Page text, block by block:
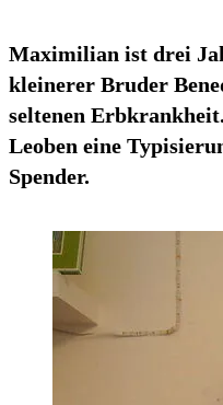
Maximilian ist drei
kleinerer Bruder
seltenen
Leoben eine
Spender.